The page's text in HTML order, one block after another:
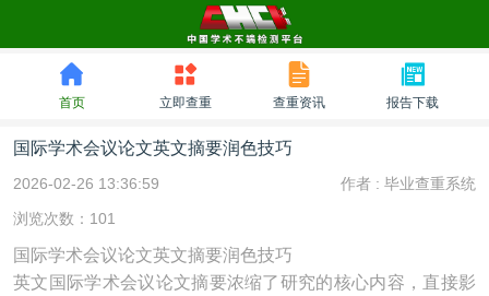
首页 立即查重 查重资讯 报告下载
国际学术会议论文英文摘要润色技巧
2026-02-26 13:36:59 作者 : 毕业查重系统
浏览次数：101
国际学术会议论文英文摘要润色技巧
英文国际学术会议论文摘要浓缩了研究的核心内容，直接影